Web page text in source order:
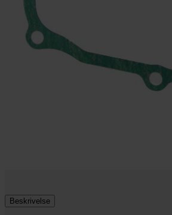
Beskrivelse